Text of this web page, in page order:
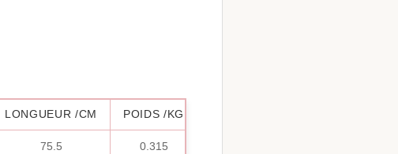
LONGUEUR /CM POIDS /KG
75.5 0.315